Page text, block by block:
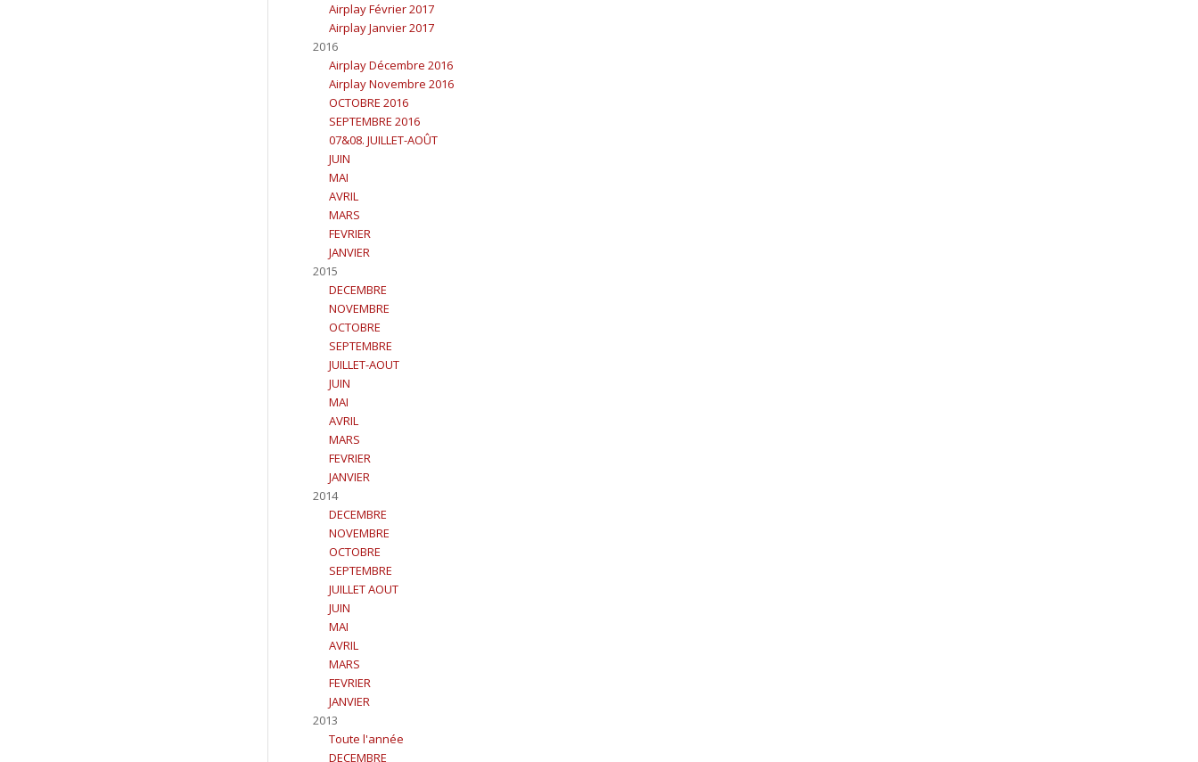
Airplay Février 2017
Airplay Janvier 2017
2016
Airplay Décembre 2016
Airplay Novembre 2016
OCTOBRE 2016
SEPTEMBRE 2016
07&08. JUILLET-AOÛT
JUIN
MAI
AVRIL
MARS
FEVRIER
JANVIER
2015
DECEMBRE
NOVEMBRE
OCTOBRE
SEPTEMBRE
JUILLET-AOUT
JUIN
MAI
AVRIL
MARS
FEVRIER
JANVIER
2014
DECEMBRE
NOVEMBRE
OCTOBRE
SEPTEMBRE
JUILLET AOUT
JUIN
MAI
AVRIL
MARS
FEVRIER
JANVIER
2013
Toute l'année
DECEMBRE